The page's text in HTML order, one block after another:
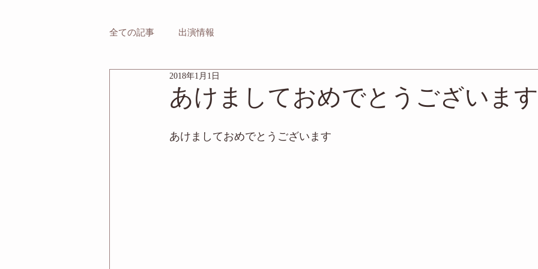
全ての記事 出演情報
あけましておめでとうございます
2018年1月1日
あけましておめでとうございます